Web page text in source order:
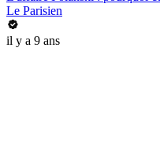
Le Parisien
il y a 9 ans